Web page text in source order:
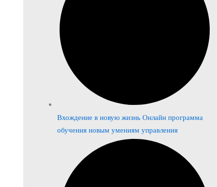
Вхождение в новую жизнь Онлайн программа
обучения новым умениям управления